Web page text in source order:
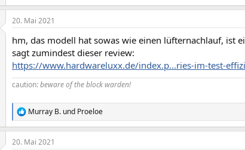
20. Mai 2021
hm, das modell hat sowas wie einen lüfternachlauf, ist
sagt zumindest dieser review:
https://www.hardwareluxx.de/index.p...ries-im-test-
caution:beware of the block warden!
R
e
a
k
Murray B. und Proeloe
20. Mai 2021